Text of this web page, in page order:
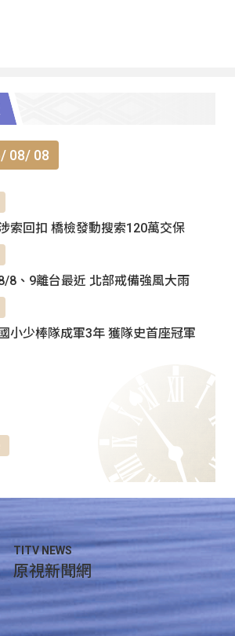
08/ 08
索回扣 橋檢發動搜索120萬交保
8、9離台最近 北部戒備強風大雨
小少棒隊成軍3年 獲隊史首座冠軍
TITV NEWS
原視新聞網